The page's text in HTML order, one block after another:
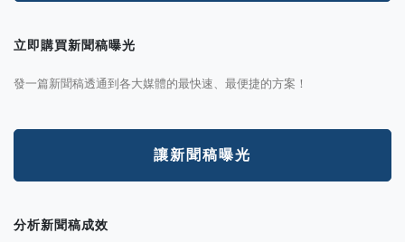
立即購買新聞稿曝光
發一篇新聞稿透通到各大媒體的最快速、最便捷的方案！
讓新聞稿曝光
分析新聞稿成效